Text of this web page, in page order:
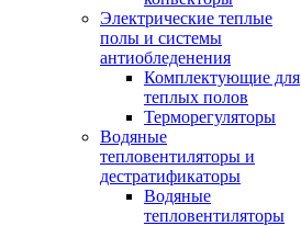
Электрические теплые
полы и системы
антиобледенения
Комплектующие для
теплых полов
Терморегуляторы
Водяные
тепловентиляторы и
дестратификаторы
Водяные
тепловентиляторы